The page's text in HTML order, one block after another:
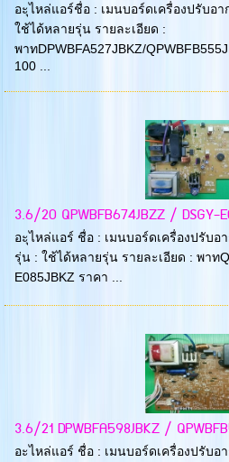
อะุไหล่แอร์ชื่อ : เมนบอร์ดเครื่องปรับอ
ใช้ได้หลายรุ่น รายละเอียด :
พาทDPWBFA527JBKZ/
100 ...
3.6/20 QPWBFB674JBZZ / DSGY-
อะุไหล่แอร์ ชื่อ : เมนบอร์ดเครื่องปรับอ
รุ่น : ใช้ได้หลายรุ่น รายละเอียด : พาท
E085JBKZ ราคา ...
3.6/21 DPWBFA598JBKZ /
อะไหล่แอร์ ชื่อ : เมนบอร์ดเครื่องปรับอ